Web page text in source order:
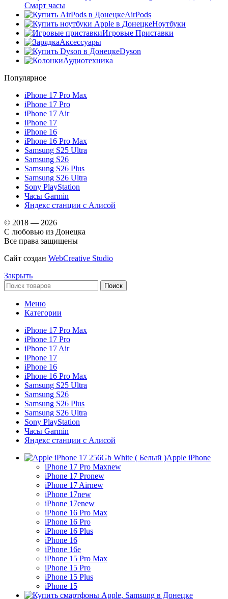
Смарт часы
AirPods
Ноутбуки
Игровые Приставки
Аксессуары
Dyson
Аудиотехника
Популярное
iPhone 17 Pro Max
iPhone 17 Pro
iPhone 17 Air
iPhone 17
iPhone 16
iPhone 16 Pro Max
Samsung S25 Ultra
Samsung S26
Samsung S26 Plus
Samsung S26 Ultra
Sony PlayStation
Часы Garmin
Яндекс станции с Алисой
© 2018 — 2026
С любовью из Донецка
Все права защищены
Сайт создан WebCreative Studio
Закрыть
Поиск
Меню
Категории
iPhone 17 Pro Max
iPhone 17 Pro
iPhone 17 Air
iPhone 17
iPhone 16
iPhone 16 Pro Max
Samsung S25 Ultra
Samsung S26
Samsung S26 Plus
Samsung S26 Ultra
Sony PlayStation
Часы Garmin
Яндекс станции с Алисой
Apple iPhone
iPhone 17 Pro Maxnew
iPhone 17 Pronew
iPhone 17 Airnew
iPhone 17new
iPhone 17enew
iPhone 16 Pro Max
iPhone 16 Pro
iPhone 16 Plus
iPhone 16
iPhone 16e
iPhone 15 Pro Max
iPhone 15 Pro
iPhone 15 Plus
iPhone 15